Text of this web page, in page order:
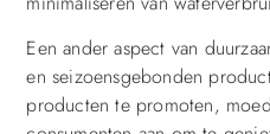
Een ander aspect van
en seizoensgebonden
producten te promoten,